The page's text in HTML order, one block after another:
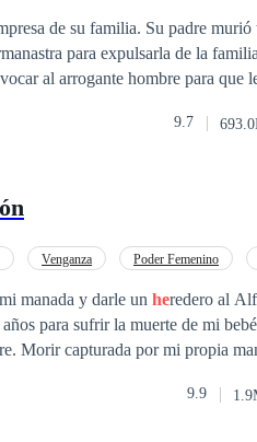
de su familia. Su padre murió
para expulsarla de la
al arrogante hombre para que
que
¡quiero un
9.7
Venganza Poder Femenino
manada y darle un heredero al
para sufrir la muerte de mi
Morir capturada por mi propia
con mano de hierro, me9.9